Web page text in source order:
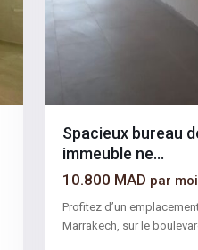
Spacieux bureau
immeuble ne...
10.800 MAD par
Profitez d’un
Marrakech, sur le